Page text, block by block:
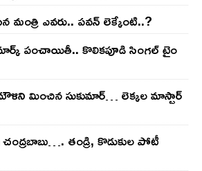
ఎవ‌రు.. ప‌వ‌న్ లెక్కేంటి..?
పంచాయితీ.. కొలిక‌పూడి సింగ‌ల్ టైం
మించిన సుకుమార్‌… లెక్క‌ల మాస్టార్
తండ్రి, కొడుకుల పోటీ